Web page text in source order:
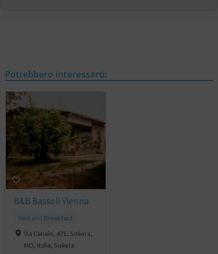
Potrebbero interessarti:
B&B Bassoli Vienna
Bed and Breakfast
Via Canale, 471, Soliera,
MO, Italia, Soliera